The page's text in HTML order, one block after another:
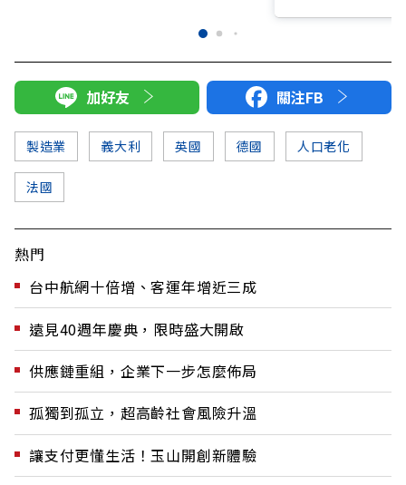
加好友 關注FB
製造業 義大利 英國 德國 人口老化
法國
熱門
台中航網十倍增、客運年增近三成
遠見40週年慶典，限時盛大開啟
供應鏈重組，企業下一步怎麼佈局
孤獨到孤立，超高齡社會風險升溫
讓支付更懂生活！玉山開創新體驗